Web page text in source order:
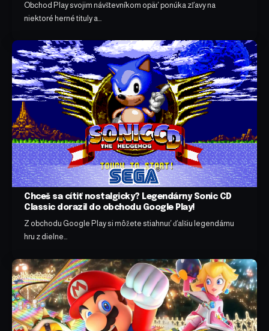
Obchod Play svojim návštevníkom opäť ponúka zľavy na
niektoré herné tituly a…
Chceš sa cítiť nostalgicky? Legendárny Sonic CD
Classic dorazil do obchodu Google Play!
Z obchodu Google Play si môžete stiahnuť ďalšiu legendárnu
hru z dielne…